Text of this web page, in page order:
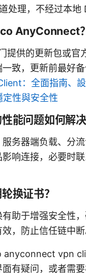
处理，不经过本地
AnyConnect？
提供的更新包或官
致，更新前最好备
：全面指南、
定性與安全性
能问题如何解决
务器端负载、分
响连接，必要时
换证书？
助于增强安全性
，防止信任链中断
anyconnect vpn
有疑问，或者需